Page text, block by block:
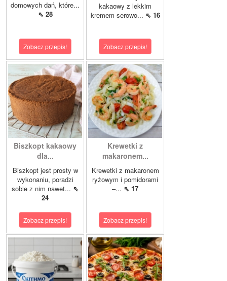
domowych dań, które...
⇖ 28
Zobacz przepis!
kakaowy z lekkim
kremem serowo... ⇖ 16
Zobacz przepis!
Biszkopt kakaowy
dla...
Biszkopt jest prosty w
wykonaniu, poradzi
sobie z nim nawet... ⇖
24
Zobacz przepis!
Krewetki z
makaronem...
Krewetki z makaronem
ryżowym i pomidorami
–... ⇖ 17
Zobacz przepis!